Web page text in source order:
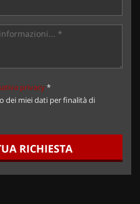
privacy*
dei miei dati per finalità di
RICHIESTA